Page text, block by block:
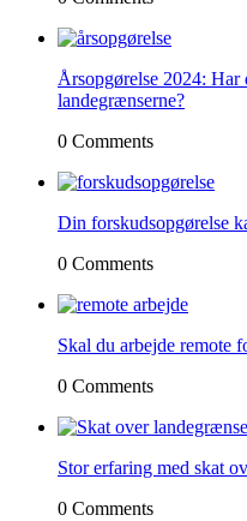
Årsopgørelse 2024:
landegrænserne?
0 Comments
Din forskudsopgørelse
0 Comments
Skal du arbejde remote
0 Comments
Stor erfaring med skat
0 Comments